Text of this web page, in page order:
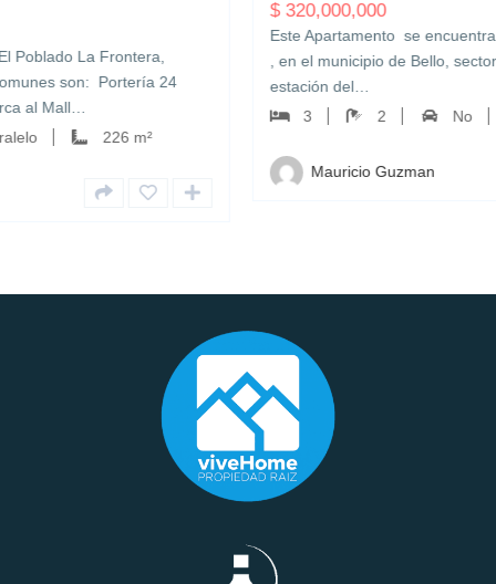
Este Apartamento se encuentra ubicado en la unidad
, en el municipio de Bello, sector Niquia, a unas
estación del…
No 53 m²